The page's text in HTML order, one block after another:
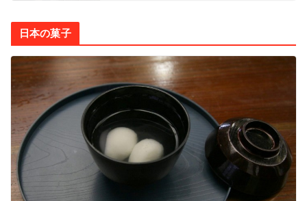
日本の菓子